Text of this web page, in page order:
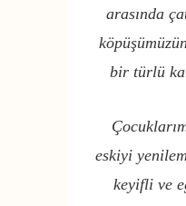
arasında
bir türlü
eskiyi
keyifli ve